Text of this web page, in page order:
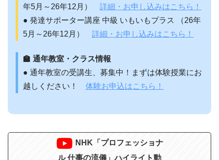
年5月～26年12月） 詳細・お申し込みはこちら！
● 発達サポーター講座 中級 いもいもプラス （26年
5月～26年12月） 詳細・お申し込みはこちら！
🏫 通年教室・クラス情報
● 通年教室の受講生、募集中！まずは体験授業にお
越しください！ 体験お申込はこちら！
NHK「プロフェッショナ
ル 仕事の流儀」ハイライト動